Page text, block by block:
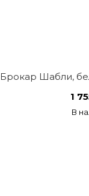
Брокар Шабли,
1
В